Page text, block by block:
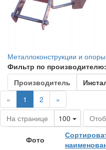
Металлоконструкции и
Фильтр по производителю:
Производитель
«
1 (current)
2
»
На странице
100 Toggle
Фото